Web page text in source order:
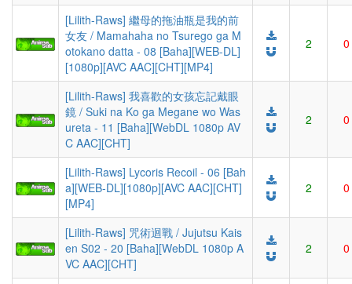
[Lilith-Raws] 繼母的拖油瓶是我的前
女友 / Mamahaha no Tsurego ga M
otokano datta - 08 [Baha][WEB-DL]
[1080p][AVC AAC][CHT][MP4]
2 0
[Lilith-Raws] 我喜歡的女孩忘記戴眼
鏡 / Suki na Ko ga Megane wo Was
ureta - 11 [Baha][WebDL 1080p AV
C AAC][CHT]
2 0
[Lilith-Raws] Lycoris Recoil - 06 [Bah
a][WEB-DL][1080p][AVC AAC][CHT]
[MP4]
2 0
[Lilith-Raws] 咒術迴戰 / Jujutsu Kais
en S02 - 20 [Baha][WebDL 1080p A
VC AAC][CHT]
2 0